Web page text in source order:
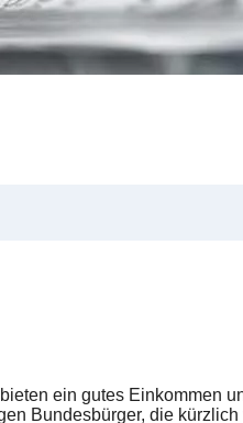
ein gutes Einkommen
Bundesbürger, die